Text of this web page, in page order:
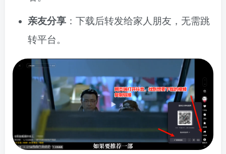
亲友分享 ：下载后转发给家人朋友，无需跳
转平台。